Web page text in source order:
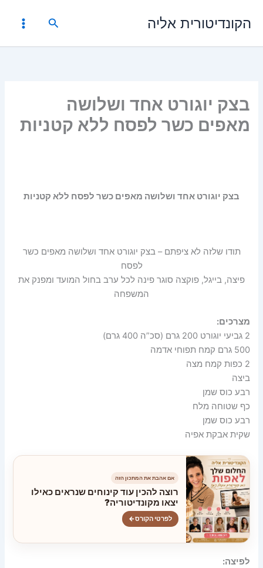
לתוכןהקונדיטורית אליה חיפוש
בצק יוגורט אחד ושלושה
מאפים כשר לפסח ללא קטניות
בצק יוגורט אחד ושלושה מאפים כשר לפסח ללא קטניות
תודו שלזה לא ציפתם – בצק יוגורט אחד ושלושה מאפים כשר
לפסח
פיצה, בייגל, פוקצה סוגר פינה לכל ערב בחול המועד ומפנק את
המשפחה
מצרכים:
2 גביעי יוגורט 200 גרם (סכ”ה 400 גרם)
500 גרם קמח תפוחי אדמה
2 כפות קמח מצה
ביצה
רבע כוס שמן
כף שטוחה מלח
רבע כוס שמן
שקית אבקת אפיה
אם אהבת את המתכון הזה
רוצה להכין עוד קינוחים שנראים כאילו
יצאו מקונדיטוריה?
לפרטי הקורס←
לפיצה: